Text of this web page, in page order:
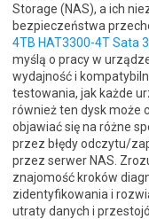
Storage (NAS), a ich
bezpieczeństwa
4TB HAT3300-4T Sata
myślą o pracy w
wydajność i
testowania, jak każde
również ten dysk może
objawiać się na różne
przez błędy odczytu/
przez serwer NAS.
znajomość kroków
zidentyfikowania i
utraty danych i